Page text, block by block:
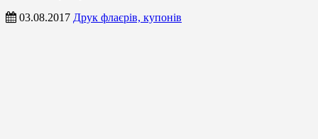
03.08.2017 Друк флаєрів, купонів